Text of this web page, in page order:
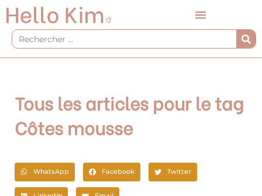
Aller
au
contenu
Rechercher
Tous les articles pour le tag
Côtes mousse
WhatsApp Facebook Twitter